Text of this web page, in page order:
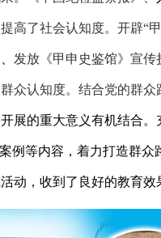
高了社会认知度。开辟“
发放《甲申史鉴馆》宣
众认知度。结合党的群
展的重大意义有机结合。
例等内容，着力打造群众
动，收到了良好的教育效